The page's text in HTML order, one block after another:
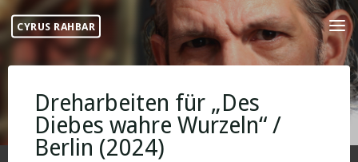
Skip
content
CYRUS RAHBAR
Dreharbeiten für „Des
Diebes wahre Wurzeln“ /
Berlin (2024)